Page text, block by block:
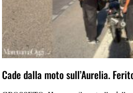
Cade dalla moto sull’Aurelia.